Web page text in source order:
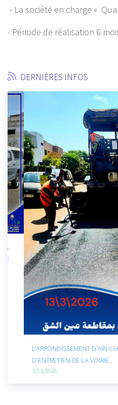
- La société en charge «
- Période de réalisation 6
DERNIÈRES INFOS
L’ARRONDISSEMENT D’AÏN
D’ENTRETIEN DE LA VOIRIE .
3/13/2026